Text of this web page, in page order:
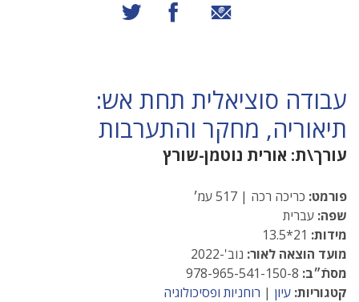
שיתוף באמצעות אימייל
שיתוף בפייסבוק
עבודה סוציאלית תחת אש:
תיאוריה, מחקר והתערבות
עורך\ת: אורית נוטמן-שורץ
פורמט: כריכה רכה | 517 עמ׳
שפה: עברית
מידות:
מועד הוצאה לאור: נוב'-2022
מסתֿ״ב:
קטגוריות: עיון | רוחניות ופסיכולוגיה